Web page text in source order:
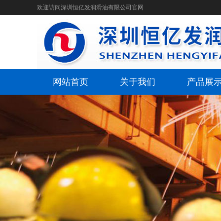
欢迎访问深圳恒亿发润滑油有限公司官网
网站首页 关于我们 产品展